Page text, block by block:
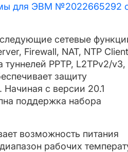
для ЭВМ №2022665292
сетевые
Firewall, NAT, NTP
PPTP, L2TPv2/v3,
защиту
с версии 20.1
поддержка набора
возможность питания
рабочих